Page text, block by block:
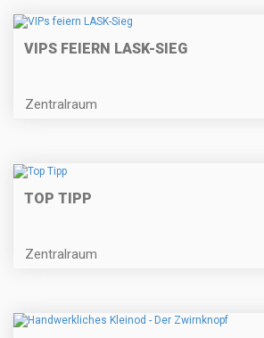
VIPS FEIERN LASK-SIEG
Zentralraum
TOP TIPP
Zentralraum